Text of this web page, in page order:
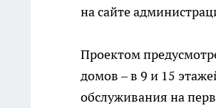
на сайте
Проектом
домов – в 9 и 15
обслуживания на